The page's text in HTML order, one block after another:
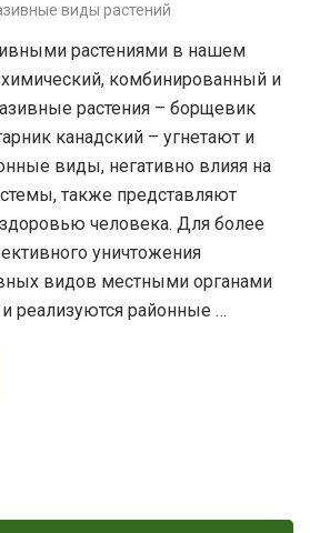
виды растений
растениями в нашем
комбинированный и
растения – борщевик
канадский – угнетают и
виды, негативно влияя на
также представляют
человека. Для более
уничтожения
видов местными органами
реализуются районные …